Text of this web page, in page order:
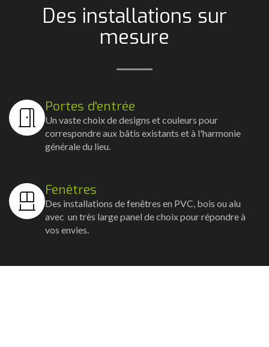
Des installations sur
mesure
Portes d'entrée
Un vaste choix de designs et couleurs pour
correspondre aux bâtis existants et à l'harmonie
générale du lieu.
Fenêtres
Des installations de fenêtres en PVC, bois ou alu
avec un très large panel de choix pour répondre à
vos envies.